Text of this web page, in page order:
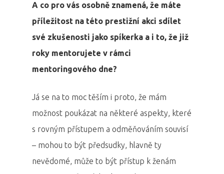
A co pro vás osobně znamená, že máte
příležitost na této prestižní akci sdílet
své zkušenosti jako spíkerka a i to, že již
roky mentorujete v rámci
mentoringového dne?
Já se na to moc těším i proto, že mám
možnost poukázat na některé aspekty, které
s rovným přístupem a odměňováním souvisí
– mohou to být předsudky, hlavně ty
nevědomé, může to být přístup k ženám